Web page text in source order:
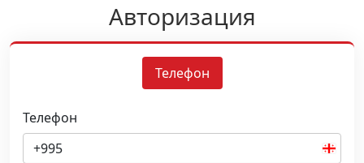
Авторизация
Телефон
Телефон
G